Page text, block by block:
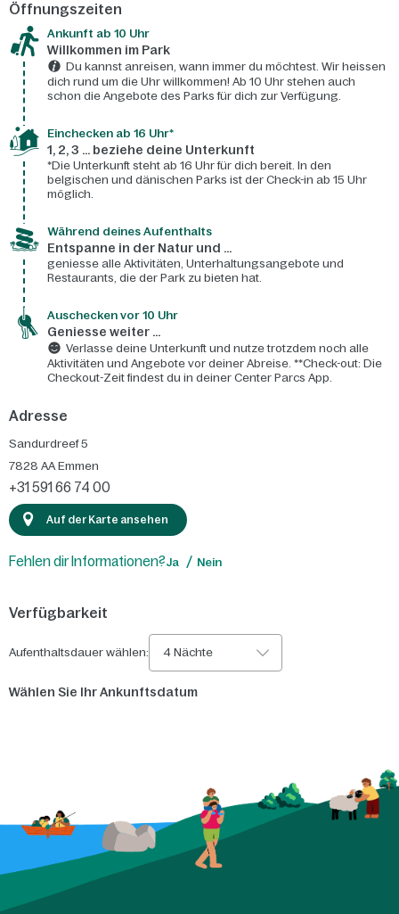
Öffnungszeiten
Ankunft ab 10 Uhr
Willkommen im Park
Du kannst anreisen, wann immer du möchtest. Wir heissen
dich rund um die Uhr willkommen! Ab 10 Uhr stehen auch
schon die Angebote des Parks für dich zur Verfügung.
Einchecken ab 16 Uhr*
1, 2, 3 ... beziehe deine Unterkunft
*Die Unterkunft steht ab 16 Uhr für dich bereit. In den
belgischen und dänischen Parks ist der Check-in ab 15 Uhr
möglich.
Während deines Aufenthalts
Entspanne in der Natur und ...
geniesse alle Aktivitäten, Unterhaltungsangebote und
Restaurants, die der Park zu bieten hat.
Auschecken vor 10 Uhr
Geniesse weiter ...
Verlasse deine Unterkunft und nutze trotzdem noch alle
Aktivitäten und Angebote vor deiner Abreise. **Check-out: Die
Checkout-Zeit findest du in deiner Center Parcs App.
Adresse
Sandurdreef 5
7828 AA Emmen
+31 591 66 74 00
Auf der Karte ansehen
Fehlen dir Informationen?Ja Nein
Verfügbarkeit
Aufenthaltsdauer wählen: 4 Nächte
Wählen Sie Ihr Ankunftsdatum